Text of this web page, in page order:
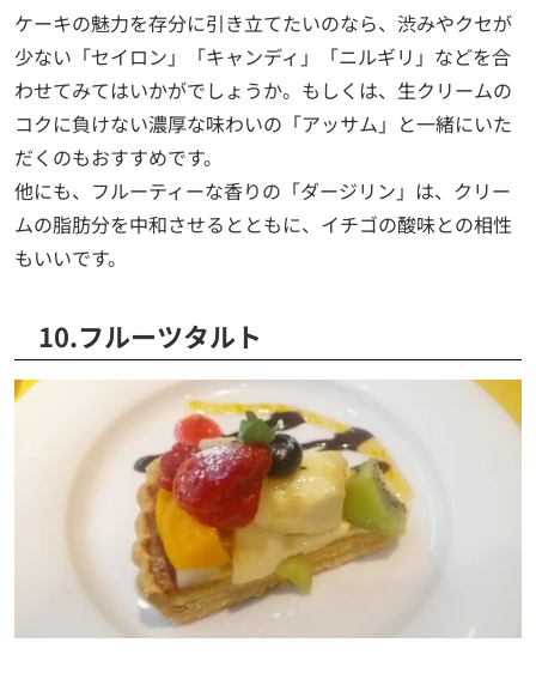
ケーキの魅力を存分に引き立てたいのなら、渋みやクセが
少ない「セイロン」「キャンディ」「ニルギリ」などを合
わせてみてはいかがでしょうか。もしくは、生クリームの
コクに負けない濃厚な味わいの「アッサム」と一緒にいた
だくのもおすすめです。
他にも、フルーティーな香りの「ダージリン」は、クリー
ムの脂肪分を中和させるとともに、イチゴの酸味との相性
もいいです。
10.フルーツタルト